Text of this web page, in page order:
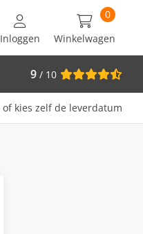
Inloggen Winkelwagen
0
9 / 10
of kies zelf de leverdatum